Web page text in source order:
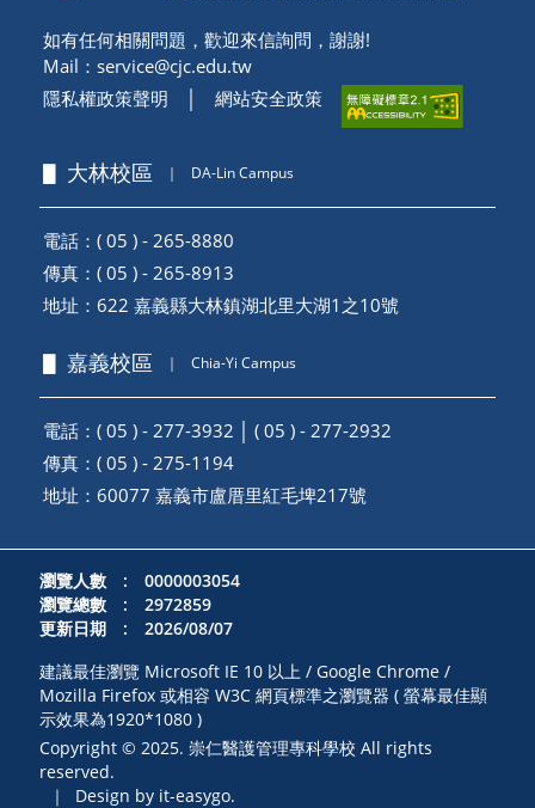
如有任何相關問題，歡迎來信詢問，謝謝!
Mail： service@cjc.edu.tw
隱私權政策聲明
網站安全政策
▋ 大林校區 ｜ DA-Lin Campus
電話：( 05 ) - 265-8880
傳真：( 05 ) - 265-8913
地址： 622 嘉義縣大林鎮湖北里大湖1之10號
▋ 嘉義校區 ｜ Chia-Yi Campus
電話：( 05 ) - 277-3932 │ ( 05 ) - 277-2932
傳真：( 05 ) - 275-1194
地址： 60077 嘉義市盧厝里紅毛埤217號
瀏覽人數 : 0000003054
瀏覽總數 : 2972859
更新日期 : 2026/08/07
建議最佳瀏覽 Microsoft IE 10 以上 / Google Chrome /
Mozilla Firefox 或相容 W3C 網頁標準之瀏覽器 ( 螢幕最佳顯
示效果為1920*1080 )
Copyright © 2025. 崇仁醫護管理專科學校 All rights
reserved.
｜
Design by it-easygo.